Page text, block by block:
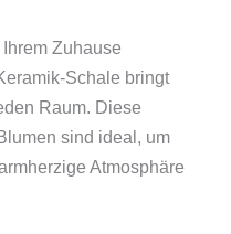
Zuhause
Schale bringt
Raum. Diese
sind ideal, um
Atmosphäre